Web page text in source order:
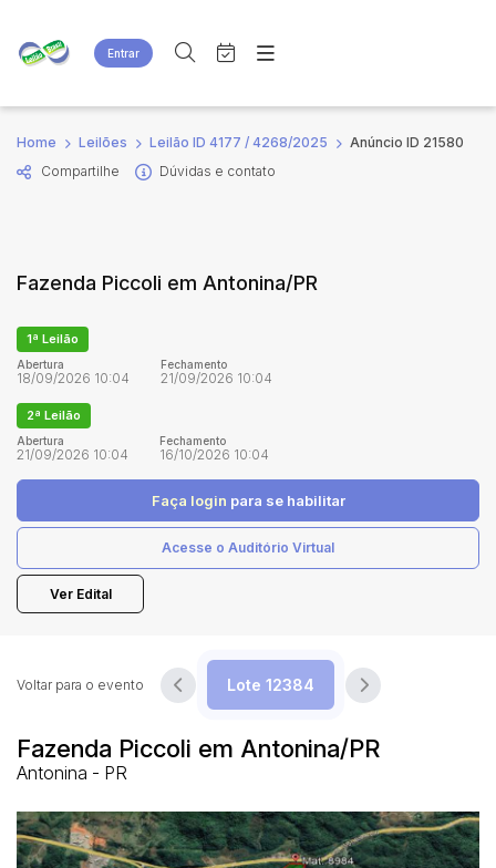
Entrar
Criar conta Entrar
Site
Agenda
Quem Somos
Busca por palavra-chave
Estados Cidade
Bairro
Judiciais
Faixa de valor
Quem Somos
Home Leilões Leilão ID 4177 / 4268/2025
Anúncio ID 21580
Compartilhe
Dúvidas e contato
Fazenda Piccoli em Antonina/PR
1ª Leilão
Abertura
18/09/2026 10:04
Fechamento
21/09/2026 10:04
2ª Leilão
Abertura
21/09/2026 10:04
Fechamento
16/10/2026 10:04
Faça login para se habilitar
Acesse o Auditório Virtual
Ver Edital
Fazenda Piccoli em Antonina/PR
Antonina - PR
Voltar para o evento